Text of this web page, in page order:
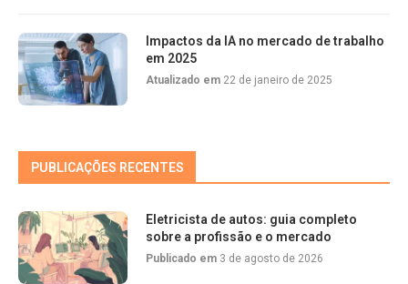
Impactos da IA no mercado de trabalho
em 2025
Atualizado em 22 de janeiro de 2025
PUBLICAÇÕES RECENTES
Eletricista de autos: guia completo
sobre a profissão e o mercado
Publicado em 3 de agosto de 2026